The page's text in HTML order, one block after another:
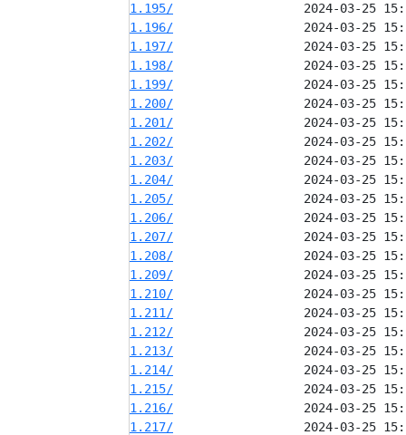
1.195/
1.196/
1.197/
1.198/
1.199/
1.200/
1.201/
1.202/
1.203/
1.204/
1.205/
1.206/
1.207/
1.208/
1.209/
1.210/
1.211/
1.212/
1.213/
1.214/
1.215/
1.216/
1.217/